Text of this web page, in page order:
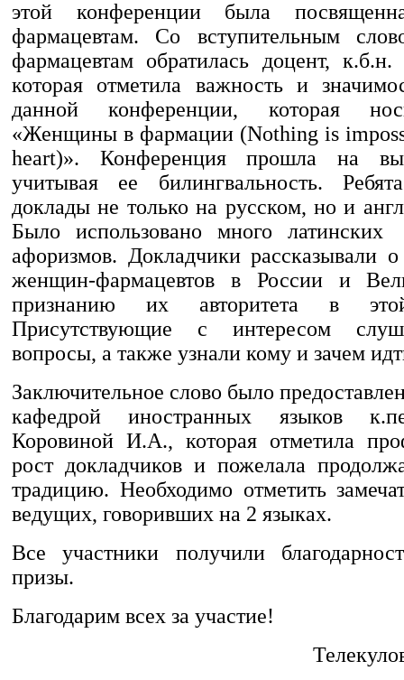
этой конференции была
фармацевтам. Со вступительным
фармацевтам обратилась доцент,
которая отметила важность и
данной конференции, которая
«Женщины в фармации (Nothing is
heart)». Конференция прошла на
учитывая ее билингвальность.
доклады не только на русском, но и
Было использовано много
афоризмов. Докладчики рассказывали
женщин-фармацевтов в России и
признанию их авторитета в
Присутствующие с интересом
вопросы, а также узнали кому и зачем
Заключительное слово было
кафедрой иностранных языков
Коровиной И.А., которая отметила
рост докладчиков и пожелала
традицию. Необходимо отметить
ведущих, говоривших на 2 языках.
Все участники получили
призы.
Благодарим всех за участие!